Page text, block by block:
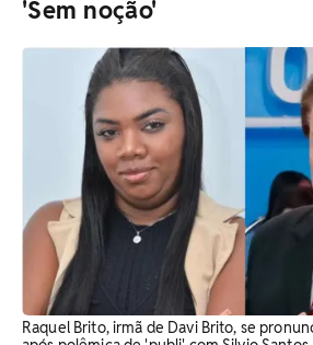
'Sem noção'
Raquel Brito, irmã de Davi Brito, se